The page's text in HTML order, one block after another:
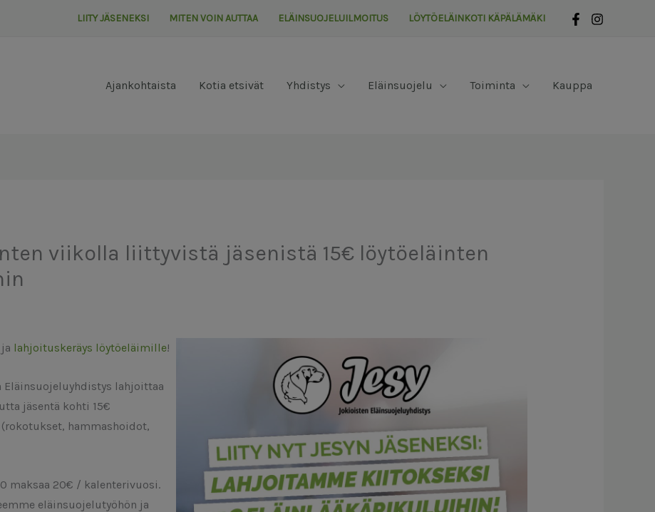
LIITY JÄSENEKSI MITEN VOIN AUTTAA ELÄINSUOJELUILMOITUS LÖYTÖELÄINKOTI KÄPÄLÄMÄKI
Ajankohtaista Kotia etsivät Yhdistys Eläinsuojelu Toiminta Kauppa
viikolla liittyvistä jäsenistä 15€ löytöeläinten
lahjoituskeräys löytöeläimille!
Eläinsuojeluyhdistys lahjoittaa
jäsentä kohti 15€
hammashoidot,
maksaa 20€ / kalenterivuosi.
eläinsuojelutyöhön ja